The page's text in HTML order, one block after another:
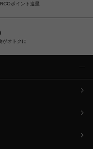
ポイント進呈
がオトクに